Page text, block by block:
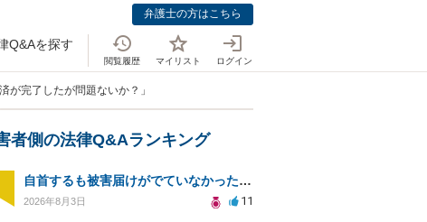
弁護士の方はこちら
Q&Aを探す
閲覧履歴 マイリスト ログイン
が完了したが問題ないか？」
者側の法律Q&Aランキング
自首するも被害届けがでていなかった場合
2026年8月3日 11